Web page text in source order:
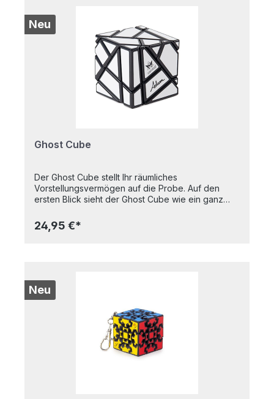
Neu
Ghost Cube
Der Ghost Cube stellt Ihr räumliches
Vorstellungsvermögen auf die Probe. Auf den
ersten Blick sieht der Ghost Cube wie ein ganz
aus, doch schon nach ein paar Drehungen
offenbaren sich seine faszinierenden Winkel und
24,95 €*
Neu